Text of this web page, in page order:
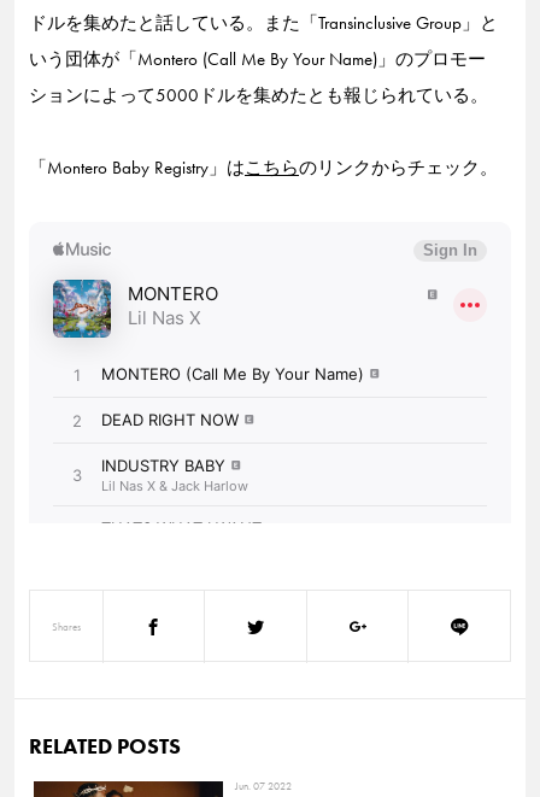
ドルを集めたと話している。また「Transinclusive Group」と
いう団体が「Montero (Call Me By Your Name)」のプロモー
ションによって5000ドルを集めたとも報じられている。
「Montero Baby Registry」はこちらのリンクからチェック。
Shares
RELATED POSTS
Jun. 07 2022